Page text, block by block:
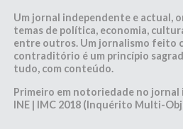
Um jornal independente e actual,
temas de política, economia,
entre outros. Um jornalismo feito
contraditório é um princípio
tudo, com conteúdo.
Primeiro em notoriedade no jornal
INE | IMC 2018 (Inquérito Multi-